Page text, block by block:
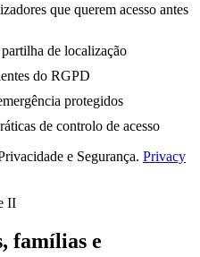
que querem acesso antes
de localização
do RGPD
protegidos
de controlo de acesso
e Segurança. Privacy
II
famílias e